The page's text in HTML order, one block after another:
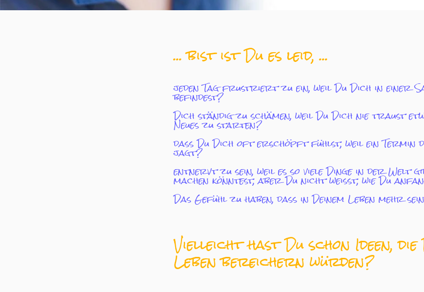
... bist ist Du es leid, ...
jeden Tag frustriert zu ein, weil Du Dich in einer
befindest?
Dich ständig zu schämen, weil Du Dich nie traust
Neues zu starten?
dass Du Dich oft erschöpft fühlst, weil ein Termin
jagt?
entnervt zu sein, weil es so viele Dinge in der Welt
machen könntest, aber Du nicht weißt, wie Du
Das Gefühl zu haben, dass in Deinem Leben mehr
Vielleicht hast Du schon Ideen, die
Leben bereichern würden?